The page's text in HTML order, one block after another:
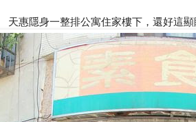
天惠隱身一整排公寓住家樓下，還好這